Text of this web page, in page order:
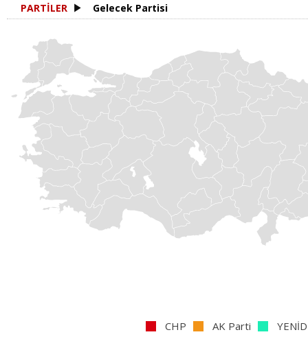
PARTİLER Gelecek Partisi
CHP AK Parti